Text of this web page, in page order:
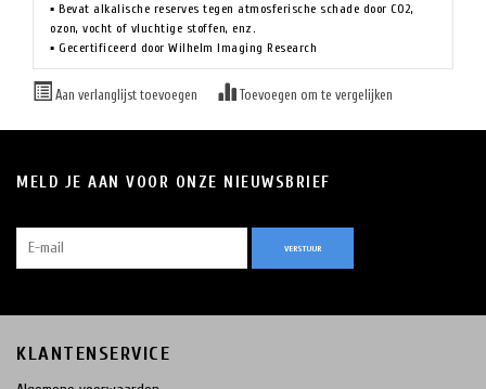
▪ Bevat alkalische reserves tegen atmosferische schade door C02,
ozon, vocht of vluchtige stoffen, enz.
▪ Gecertificeerd door Wilhelm Imaging Research
Aan verlanglijst toevoegen Toevoegen om te vergelijken
MELD JE AAN VOOR ONZE NIEUWSBRIEF
VERSTUUR
KLANTENSERVICE